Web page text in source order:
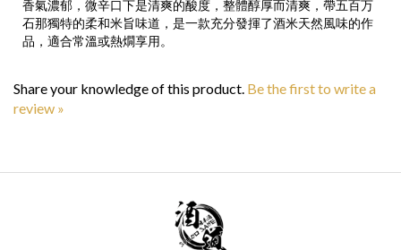
石那獨特的柔和米旨味道，是一款充分發揮了酒米天然風味的作
品，適合常溫或熱燗享用。
review »